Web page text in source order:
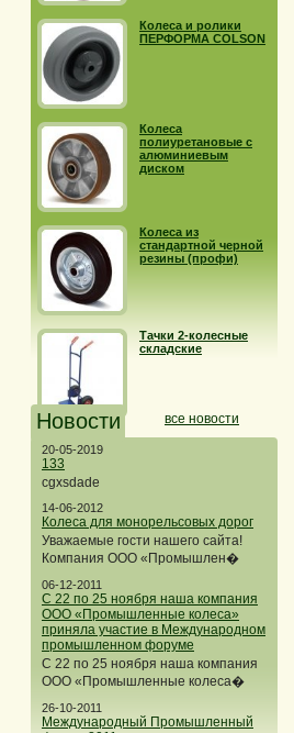
Колеса и ролики
ПЕРФОРМА COLSON
Колеса
полиуретановые с
алюминиевым
диском
Колеса из
стандартной черной
резины (профи)
Тачки 2-колесные
складские
Новости все новости
20-05-2019
133
cgxsdade
14-06-2012
Колеса для монорельсовых дорог
Уважаемые гости нашего сайта!
Компания ООО «Промышлен�
06-12-2011
С 22 по 25 ноября наша компания
ООО «Промышленные колеса»
приняла участие в Международном
промышленном форуме
С 22 по 25 ноября наша компания
ООО «Промышленные колеса�
26-10-2011
Международный Промышленный